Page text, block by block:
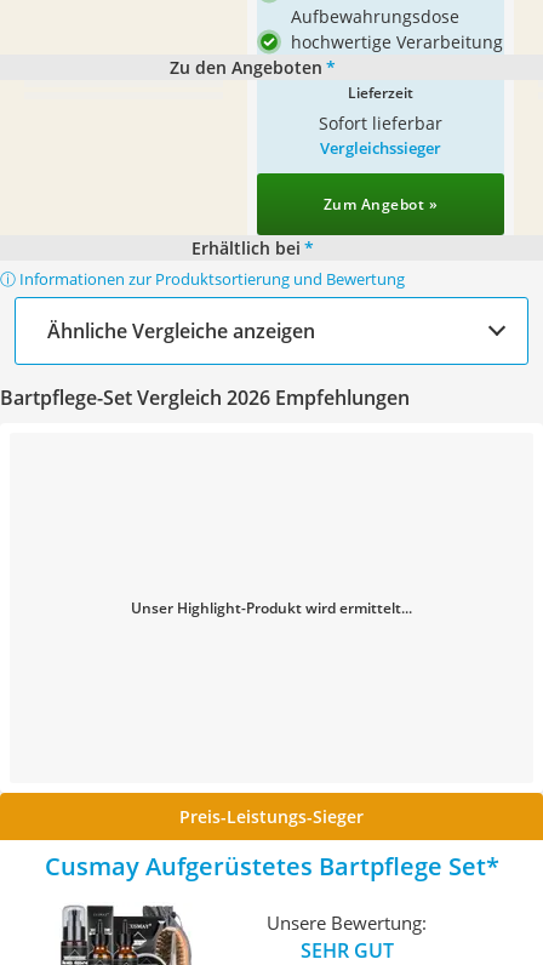
Aufbewahrungsdose
hochwertige Verarbeitung
Zu den Angeboten *
Lieferzeit
Sofort lieferbar
Vergleichssieger
Zum Angebot »
Erhältlich bei *
ⓘ Informationen zur Produktsortierung und Bewertung
Ähnliche Vergleiche anzeigen
Bartpflege-Set Vergleich 2026 Empfehlungen
Unser Highlight-Produkt wird ermittelt...
Preis-Leistungs-Sieger
Cusmay Aufgerüstetes Bartpflege Set
Unsere Bewertung:
SEHR GUT